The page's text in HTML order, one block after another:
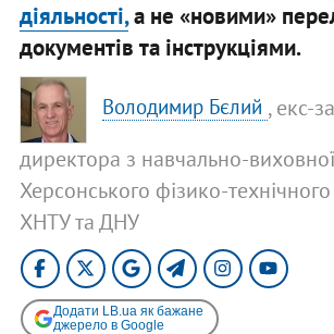
діяльності,а не «новими»
документів та інструкціями.
Володимир Бєлий , екс-
директора з навчально-
Херсонського фізико-
ХНТУ та ДНУ
Додати LB.ua як бажане
джерело в Google